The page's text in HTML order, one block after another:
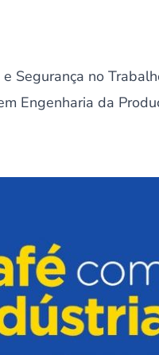
Segurança no
Engenharia da